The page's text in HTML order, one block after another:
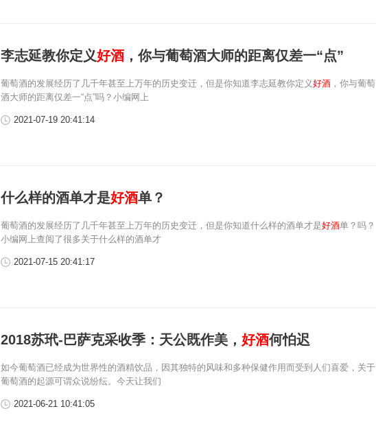
李志延教你定义好酒 ，你与葡萄酒大师的距离仅差一“点”
葡萄酒的发展经历了几千年甚至上万年的历史变迁，但是你知道李志延教你定义好酒 ，你与葡萄
酒大师的距离仅差一“点”吗？小编网上
2021-07-19 20:41:14
什么样的酒单才是好酒单？
葡萄酒的发展经历了几千年甚至上万年的历史变迁，但是你知道什么样的酒单才是好酒单？吗？
小编网上查阅了很多关于什么样的酒单才
2021-07-15 20:41:17
2018苏玳-巴萨克采收季：天公既作美， 好酒何怕迟
如今葡萄酒已经成为世界性的酒精饮品，因其独特的风味和多种保健作用而受到人们喜爱，关于
葡萄酒的起源可谓众说纷纭。今天让我们
2021-06-21 10:41:05